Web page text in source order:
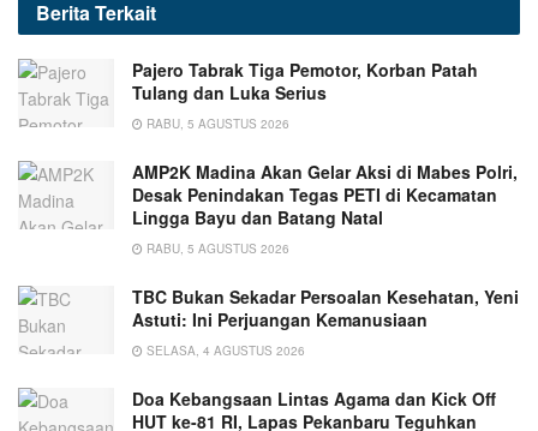
BeritaTerkait
Pajero Tabrak Tiga Pemotor, Korban Patah
Tulang dan Luka Serius
RABU, 5 AGUSTUS 2026
AMP2K Madina Akan Gelar Aksi di Mabes Polri,
Desak Penindakan Tegas PETI di Kecamatan
Lingga Bayu dan Batang Natal
RABU, 5 AGUSTUS 2026
TBC Bukan Sekadar Persoalan Kesehatan, Yeni
Astuti: Ini Perjuangan Kemanusiaan
SELASA, 4 AGUSTUS 2026
Doa Kebangsaan Lintas Agama dan Kick Off
HUT ke-81 RI, Lapas Pekanbaru Teguhkan